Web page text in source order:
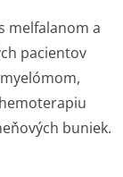
melfalanom a
pacientov
buniek.